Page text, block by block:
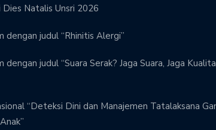
Natalis Unsri 2026
dengan judul “Rhinitis Alergi”
dengan judul “Suara Serak? Jaga Suara, Jaga
“Deteksi Dini dan Manajemen Tatalaksana